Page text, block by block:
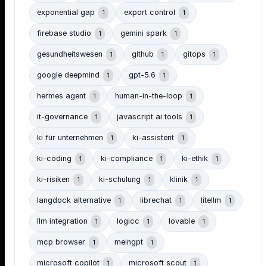
exponential gap 1 export control 1
firebase studio 1 gemini spark 1
gesundheitswesen 1 github 1 gitops 1
google deepmind 1 gpt-5.6 1
hermes agent 1 human-in-the-loop 1
it-governance 1 javascript ai tools 1
ki für unternehmen 1 ki-assistent 1
ki-coding 1 ki-compliance 1 ki-ethik 1
ki-risiken 1 ki-schulung 1 klinik 1
langdock alternative 1 librechat 1 litellm 1
llm integration 1 logicc 1 lovable 1
mcp browser 1 meingpt 1
microsoft copilot 1 microsoft scout 1